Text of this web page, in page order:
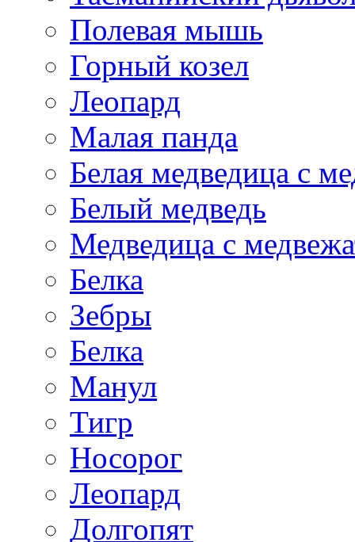
Полевая мышь
Горный козел
Леопард
Малая панда
Белая медведица с
Белый медведь
Медведица с
Белка
Зебры
Белка
Манул
Тигр
Носорог
Леопард
Долгопят